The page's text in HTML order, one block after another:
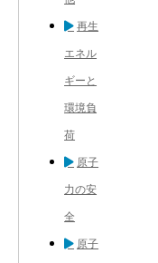
再生
エネル
ギーと
環境負
荷
原子
力の安
全
原子